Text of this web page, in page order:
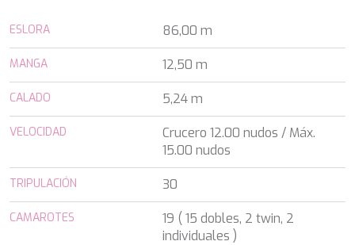
ESLORA 86,00 m
MANGA 12,50 m
CALADO 5,24 m
VELOCIDAD
Crucero 12.00 nudos / Máx.
15.00 nudos
TRIPULACIÓN 30
CAMAROTES
19 ( 15 dobles, 2 twin, 2
individuales )
ALENA
ALFA MARIO
ALICE
ALOIA 80
ALTEYA
ALVIUM
AMADA MIA
ANAVI
ANDILIS
ANETTA
ANGRA TOO
Francia
Turquía
Grecia
Croacia
Baleares
Caribe & Bahamas
Caribe & Bahamas
Italia
Croacia
Océano Índico